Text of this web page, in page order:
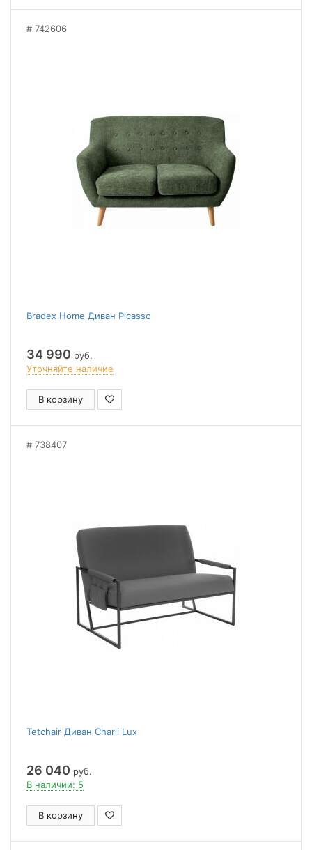
742606
Bradex Home Диван Picasso
34 990 руб.
Уточняйте наличие
В корзину
738407
Tetchair Диван Charli Lux
26 040 руб.
В наличии: 5
В корзину